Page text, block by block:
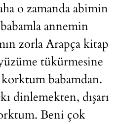
o zamanda abimin
annemin
zorla Arapça kitap
tükürmesine
korktum babamdan.
dinlemekten, dışarı
Beni çok